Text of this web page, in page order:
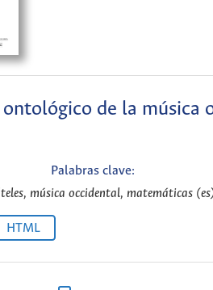
de la música
Palabras clave:
música occidental, matemáticas
HTML